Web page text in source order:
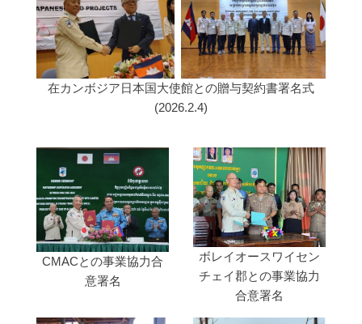
在カンボジア日本国大使館との贈与契約書署名式
(2026.2.4)
CMACとの事業協力合
意署名
ボレイオースワイセン
チェイ郡との事業協力
合意署名